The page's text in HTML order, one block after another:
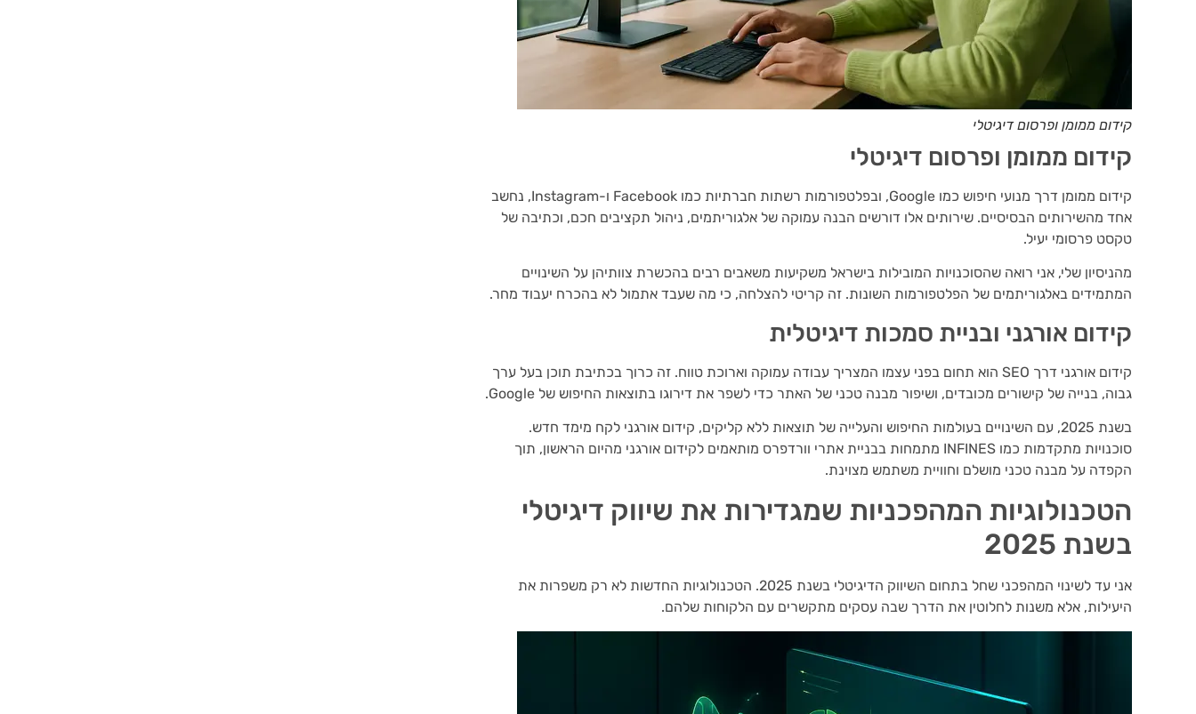
קידום ממומן ופרסום דיגיטלי
קידום ממומן ופרסום דיגיטלי
קידום ממומן דרך מנועי חיפוש כמו Google, ובפלטפורמות רשתות חברתיות כמו Facebook ו-Instagram, נחשב
אחד מהשירותים הבסיסיים. שירותים אלו דורשים הבנה עמוקה של אלגוריתמים, ניהול תקציבים חכם, וכתיבה של
טקסט פרסומי יעיל.
מהניסיון שלי, אני רואה שהסוכנויות המובילות בישראל משקיעות משאבים רבים בהכשרת צוותיהן על השינויים
המתמידים באלגוריתמים של הפלטפורמות השונות. זה קריטי להצלחה, כי מה שעבד אתמול לא בהכרח יעבוד מחר.
קידום אורגני ובניית סמכות דיגיטלית
קידום אורגני דרך SEO הוא תחום בפני עצמו המצריך עבודה עמוקה וארוכת טווח. זה כרוך בכתיבת תוכן בעל ערך
גבוה, בנייה של קישורים מכובדים, ושיפור מבנה טכני של האתר כדי לשפר את דירוגו בתוצאות החיפוש של Google.
בשנת 2025, עם השינויים בעולמות החיפוש והעלייה של תוצאות ללא קליקים, קידום אורגני לקח מימד חדש.
סוכנויות מתקדמות כמו INFINES מתמחות בבניית אתרי וורדפרס מותאמים לקידום אורגני מהיום הראשון, תוך
הקפדה על מבנה טכני מושלם וחוויית משתמש מצוינת.
הטכנולוגיות המהפכניות שמגדירות את שיווק דיגיטלי
בשנת 2025
אני עד לשינוי המהפכני שחל בתחום השיווק הדיגיטלי בשנת 2025. הטכנולוגיות החדשות לא רק משפרות את
היעילות, אלא משנות לחלוטין את הדרך שבה עסקים מתקשרים עם הלקוחות שלהם.